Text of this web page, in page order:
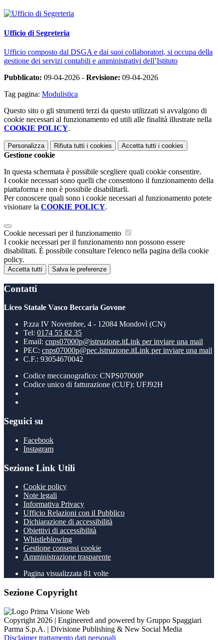
Ufficio di Segreteria
Ufficio composto dal DSGA e dai suoi collaboratori, si occupa della
gestione dei servizi contabili e amministrativi dell’Istituto
Pubblicato: 09-04-2026 - Revisione: 09-04-2026
Tag pagina: Modulistica
Questo sito o gli strumenti terzi da questo utilizzati si avvalgono di
cookie necessari al funzionamento ed utili alle finalità illustrate nella
COOKIE POLICY.
Personalizza Rifiuta tutti i cookies Accetta tutti i cookies
Gestione cookie
In questa schermata è possibile scegliere quali cookie consentire.
I cookie necessari sono quelli che consentono il funzionamento della
piattaforma e non è possibile disabilitarli.
Per conoscere quali sono i cookie necessari al funzionamento potete
visionare la COOKIE POLICY.
Cookie necessari per il funzionamento
I cookie necessari per il funzionamento non possono essere
disabilitati. È possibile consultare l'elenco nella pagina della cookie
policy.
Accetta tutti Salva le preferenze
Contatti
Liceo Statale Vasco Beccaria Govone
P.zza IV Novembre, 4 - 12084 Mondovì (CN)
Tel: 0174 55 82 35
Email: cnps07000p@istruzione.itLink per inviare una mail
PEC: cnps07000p@pec.istruzione.itLink per inviare una mail
C.F.: 93054670042
Codice meccanografico: CNPS07000P
Codice unico di fatturazione (CUF): UFJ92H
Seguici su
Facebook
Instagram
Sezione Link Utili
Cookie policy
Note legali
Informativa Privacy
Ufficio Relazioni con il Pubblico
Dichiarazione di accessibilità
Obiettivi di accessibilità
Whistleblowing
Gestione consensi cookie
Amministrazione trasparente
Pagina visualizzata 81 volte
Sezione Copyright
Copyright 2026 | Engineered and powered by Gruppo Spaggiari
Parma S.p.A. | Divisione Publishing & New Social Media
Disclaimer trattamento dati personali